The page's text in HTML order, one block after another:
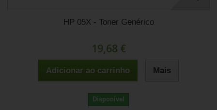
HP 05X - Toner Genérico
19,68 €
Adicionar ao carrinho Mais
Disponível